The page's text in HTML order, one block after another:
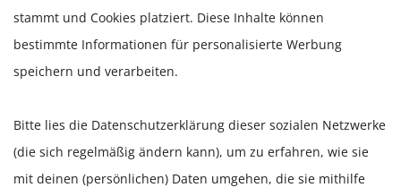
stammt und Cookies platziert. Diese Inhalte können
bestimmte Informationen für personalisierte Werbung
speichern und verarbeiten.
Bitte lies die Datenschutzerklärung dieser sozialen Netzwerke
(die sich regelmäßig ändern kann), um zu erfahren, wie sie
mit deinen (persönlichen) Daten umgehen, die sie mithilfe